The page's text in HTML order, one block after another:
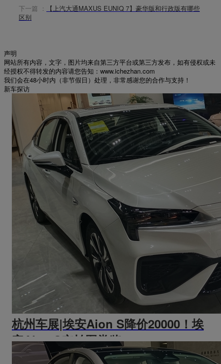
下一篇 ：
【上汽大通MAXUS EUNIQ 7】豪华版和行政版有哪些
区别
声明
网站所有内容，文字，图片均来自第三方平台或第三方发布，如有侵权或未
经授权不得转发的内容请您告知：www.ichezhan.com
我们会在48小时内（非节假日）处理，非常感谢您的合作与支持！
新车探访
杭州车展|埃安Aion S降价20000！埃
安Aion S实拍图赏鉴